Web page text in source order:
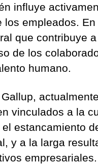
influye
empleados. En
que contribuye a
de los
humano.
vinculados a la
estancamiento
y a la larga
empresariales.